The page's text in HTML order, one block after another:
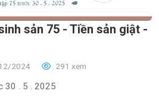
sản 75 - Tiền sản giật -
2024 291 xem
30 . 5 . 2025